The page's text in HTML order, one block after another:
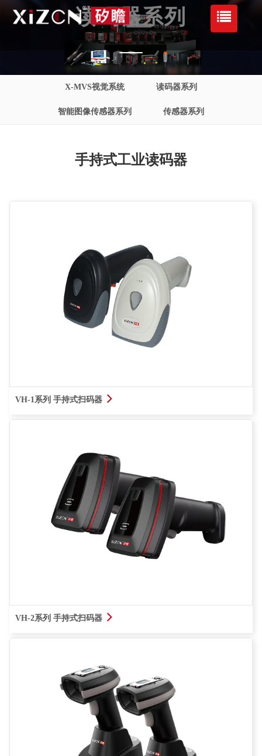
读码器系列
X-MVS视觉系统 读码器系列
智能图像传感器系列 传感器系列
手持式工业读码器
VH-1系列 手持式扫码器
VH-2系列 手持式扫码器